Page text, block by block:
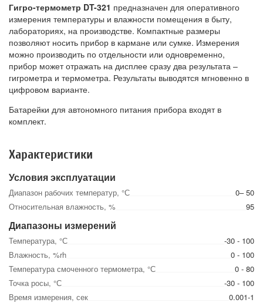
Гигро-термометр DT-321 предназначен для оперативного
измерения температуры и влажности помещения в быту,
лабораториях, на производстве. Компактные размеры
позволяют носить прибор в кармане или сумке. Измерения
можно производить по отдельности или одновременно,
прибор может отражать на дисплее сразу два результата –
гигрометра и термометра. Результаты выводятся мгновенно в
цифровом варианте.
Батарейки для автономного питания прибора входят в
комплект.
Характеристики
Условия эксплуатации
Диапазон рабочих температур, °С
0– 50
Относительная влажность, %
95
Диапазоны измерений
Температура, °С
-30 - 100
Влажность, %rh
0 - 100
Температура смоченного термометра, °С
0 - 80
Точка росы, °С
-30 - 100
Время измерения, сек
0.001-1